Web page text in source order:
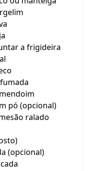
a frigideira
pó (opcional)
ralado
(opcional)